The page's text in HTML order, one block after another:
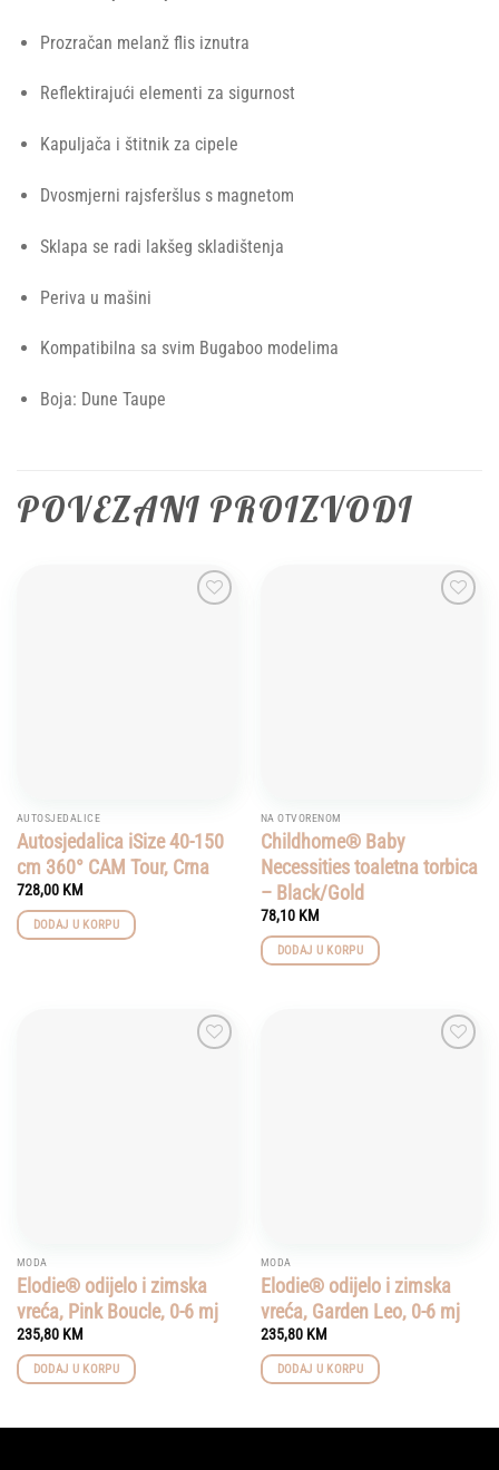
Prozračan melanž flis iznutra
Reflektirajući elementi za sigurnost
Kapuljača i štitnik za cipele
Dvosmjerni rajsferšlus s magnetom
Sklapa se radi lakšeg skladištenja
Periva u mašini
Kompatibilna sa svim Bugaboo modelima
Boja: Dune Taupe
POVEZANI PROIZVODI
AUTOSJEDALICE
Autosjedalica iSize 40-150
cm 360° CAM Tour, Crna
728,00 KM
DODAJ U KORPU
NA OTVORENOM
Childhome® Baby
Necessities toaletna torbica
– Black/Gold
78,10 KM
DODAJ U KORPU
MODA
Elodie® odijelo i zimska
vreća, Pink Boucle, 0-6 mj
235,80 KM
DODAJ U KORPU
MODA
Elodie® odijelo i zimska
vreća, Garden Leo, 0-6 mj
235,80 KM
DODAJ U KORPU